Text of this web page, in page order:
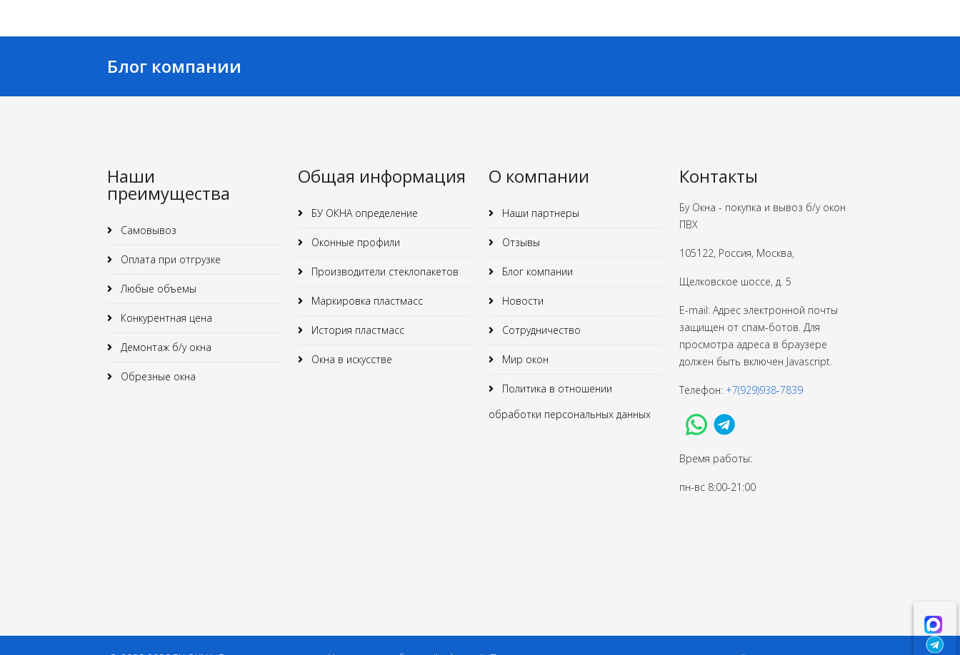
Блог компании
Наши
преимущества
Самовывоз
Оплата при отгрузке
Любые объемы
Конкурентная цена
Демонтаж б/у окна
Обрезные окна
Общая информация
БУ ОКНА определение
Оконные профили
Производители стеклопакетов
Маркировка пластмасс
История пластмасс
Окна в искусстве
О компании
Наши партнеры
Отзывы
Блог компании
Новости
Сотрудничество
Мир окон
Политика в отношении
обработки персональных данных
Контакты
Бу Окна - покупка и вывоз б/у окон
ПВХ
105122, Россия, Москва,
Щелковское шоссе, д. 5
E-mail: Адрес электронной почты
защищен от спам-ботов. Для
просмотра адреса в браузере
должен быть включен Javascript.
Телефон: +7(929)938-7839
Время работы:
пн-вс 8:00-21:00